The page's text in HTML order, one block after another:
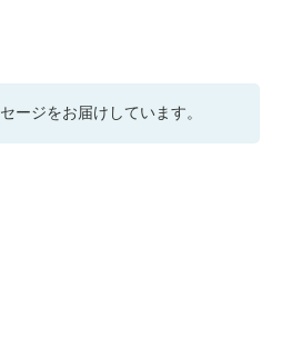
ージをお届けしています。